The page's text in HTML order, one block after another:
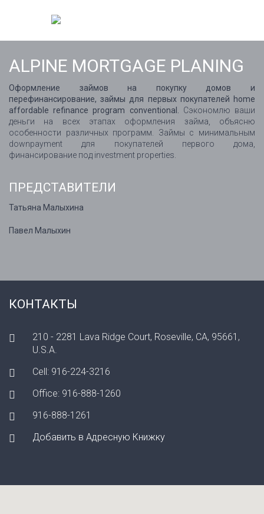
ALPINE MORTGAGE PLANING
Оформление займов на покупку домов и
перефинансирование, займы для первых покупателей home
affordable refinance program conventional.
Сэкономлю ваши
деньги на всех этапах оформления займа, объясню
особенности различных программ. Займы с минимальным
downpayment для покупателей первого дома,
финансирование под investment properties.
ПРЕДСТАВИТЕЛИ
Татьяна Малыхина
Павел Малыхин
КОНТАКТЫ
210 - 2281 Lava Ridge Court, Roseville, CA, 95661,
U.S.A.
Cell: 916-224-3216
Office: 916-888-1260
916-888-1261
Добавить в Адресную Книжку